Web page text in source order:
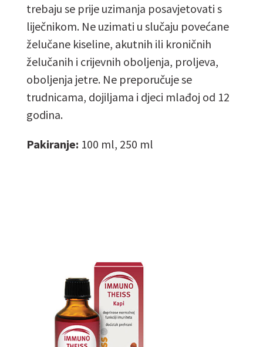
trebaju se prije uzimanja posavjetovati s
liječnikom. Ne uzimati u slučaju povećane
želučane kiseline, akutnih ili kroničnih
želučanih i crijevnih oboljenja, proljeva,
oboljenja jetre. Ne preporučuje se
trudnicama, dojiljama i djeci mlađoj od 12
godina.
Pakiranje: 100 ml, 250 ml